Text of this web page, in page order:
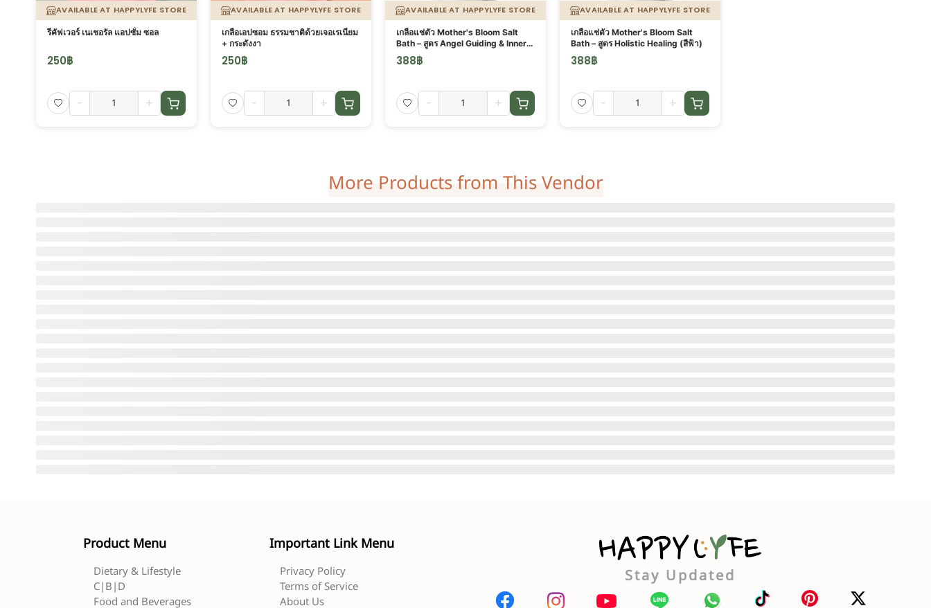
AVAILABLE AT HAPPYLYFE STORE
รีคัฟเวอร์ เนเชอรัล แอปซั่ม ซอล
250฿
- +
AVAILABLE AT HAPPYLYFE STORE
เกลือเอปซอม ธรรมชาติด้วยเจอเรเนียม
+ กระดังงา
250฿
- +
AVAILABLE AT HAPPYLYFE STORE
เกลือแช่ตัว Mother's Bloom Salt
Bath – สูตร Angel Guiding & Inner
Wisdom (สีชมพู)
388฿
- +
AVAILABLE AT HAPPYLYFE STORE
เกลือแช่ตัว Mother's Bloom Salt
Bath – สูตร Holistic Healing (สีฟ้า)
388฿
- +
More Products from This Vendor
Product Menu
Dietary & Lifestyle
C|B|D
Food and Beverages
Important Link Menu
Privacy Policy
Terms of Service
About Us
Stay Updated